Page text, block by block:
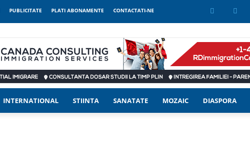
PUBLICITATE PLATI ABONAMENTE CONTACTATI-NE
INTERNATIONAL STIINTA SANATATE MOZAIC DIASPORA